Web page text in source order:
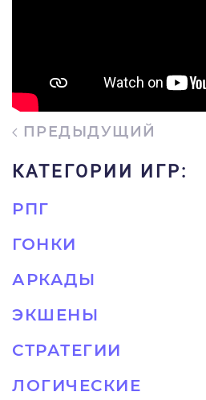
ПРЕДЫДУЩИЙ
КАТЕГОРИИ ИГР:
РПГ
ГОНКИ
АРКАДЫ
ЭКШЕНЫ
СТРАТЕГИИ
ЛОГИЧЕСКИЕ